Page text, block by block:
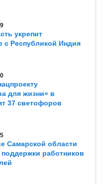
укрепит
с Республикой Индия
для жизни» в
37 светофоров
Самарской области
работников